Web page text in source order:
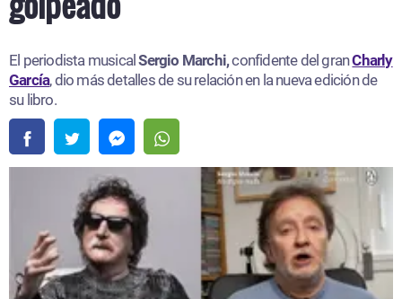
El periodista musicalSergio Marchi,confidente del granCharly
García, dio más detalles de su relación en la nueva edición de
su libro.